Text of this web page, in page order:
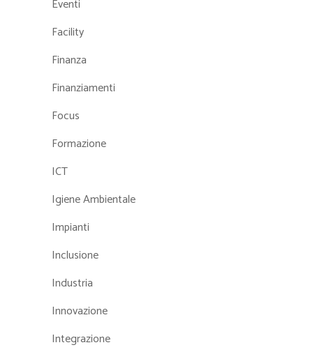
Eventi
Facility
Finanza
Finanziamenti
Focus
Formazione
ICT
Igiene Ambientale
Impianti
Inclusione
Industria
Innovazione
Integrazione